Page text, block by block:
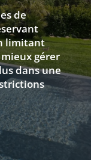
de
limitant
gérer
dans une